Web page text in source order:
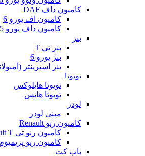
کامیون داف DAF
کامیون اف یورو 6
کامیون داف یورو 5
بنز
بنز تی T
بنز یورو 6
بنز اسپرینتر
تویوتا
تویوتا هایلوکس
تویوتا هایس
لودر
مینی لودر
کامیون رنو Renault
کامیون رنو تی Renault T
کامیون رنو پریمیوم Renault primum
باب کت